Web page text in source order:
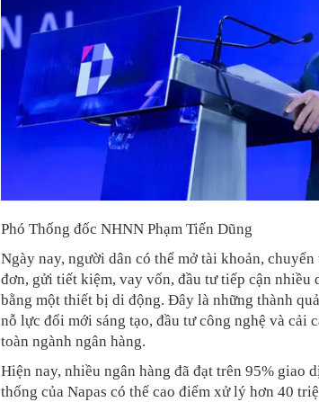
Phó Thống đốc NHNN Phạm Tiến Dũng
Ngày nay, người dân có thể mở tài khoản,
đơn, gửi tiết kiệm, vay vốn, đầu tư tiếp cận
bằng một thiết bị di động. Đây là những thành
nỗ lực đổi mới sáng tạo, đầu tư công nghệ và cải
toàn ngành ngân hàng.
Hiện nay, nhiều ngân hàng đã đạt trên 95% giao
thống của Napas có thể cao điểm xử lý hơn 40